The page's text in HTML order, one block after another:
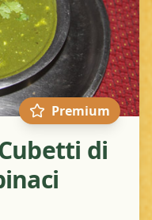
Premium
di